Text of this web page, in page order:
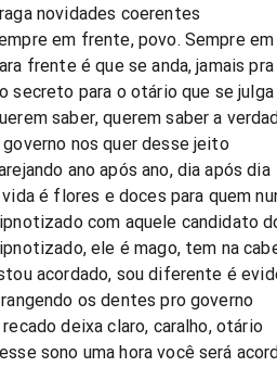
novidades coerentes
em frente, povo. Sempre
frente é que se anda, jamais
secreto para o otário que se
saber, querem saber a
governo nos quer desse jeito
ano após ano, dia após dia
é flores e doces para quem
com aquele candidato
ele é mago, tem na
acordado, sou diferente é
rangendo os dentes pro governo
recado deixa claro, caralho, otário
sono uma hora você será